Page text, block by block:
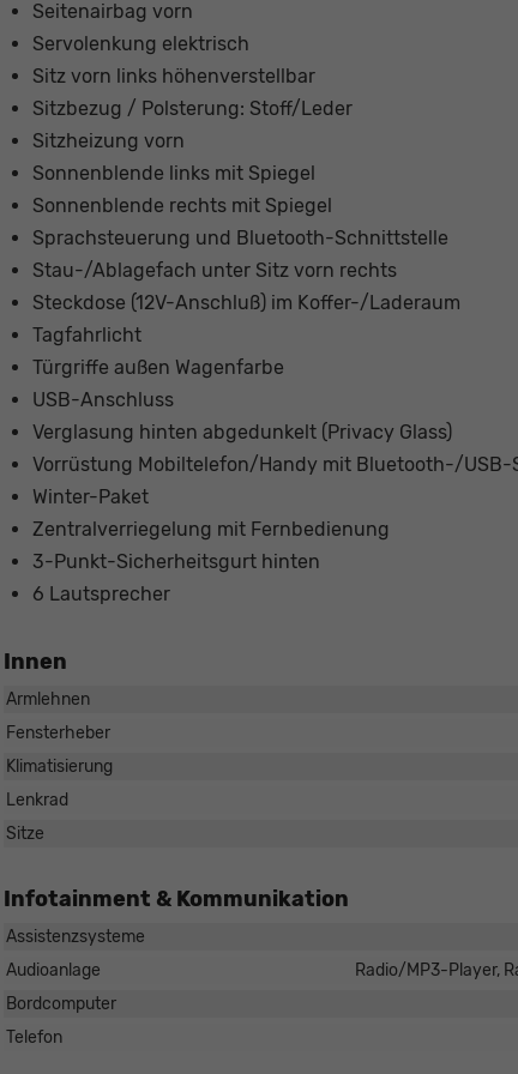
Seitenairbag vorn
Servolenkung elektrisch
Sitz vorn links höhenverstellbar
Sitzbezug / Polsterung: Stoff/Leder
Sitzheizung vorn
Sonnenblende links mit Spiegel
Sonnenblende rechts mit Spiegel
Sprachsteuerung und Bluetooth-Schnittstelle
Stau-/Ablagefach unter Sitz vorn rechts
Steckdose (12V-Anschluß) im Koffer-/Laderaum
Tagfahrlicht
Türgriffe außen Wagenfarbe
USB-Anschluss
Verglasung hinten abgedunkelt (Privacy Glass)
Vorrüstung Mobiltelefon/Handy mit Bluetooth-/
Winter-Paket
Zentralverriegelung mit Fernbedienung
3-Punkt-Sicherheitsgurt hinten
6 Lautsprecher
Innen
Armlehnen
Fensterheber
Klimatisierung
Lenkrad
Sitze
Infotainment & Kommunikation
Assistenzsysteme
Audioanlage
Radio/MP3-Player,
Bordcomputer
Telefon